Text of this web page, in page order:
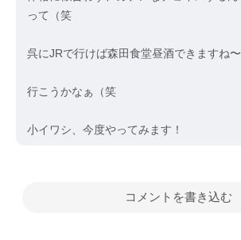
って（笑
呉にJRで行けば森田食堂昼酒できますね〜
行こうかなぁ（笑
小イワシ、今度やってみます！
コメントを書き込む